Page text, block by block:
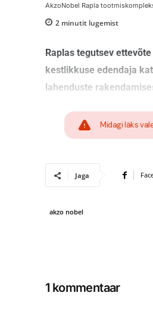
AkzoNobel Rapla
2 minutit lugemist
Raplas tegutsev
kestlikkuse edendaja
lahenduste
Midagi läks
Jaga
akzo nobel
1 kommentaar